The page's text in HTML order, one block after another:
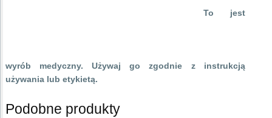
To jest
wyrób medyczny. Używaj go zgodnie z instrukcją
używania lub etykietą.
Podobne produkty